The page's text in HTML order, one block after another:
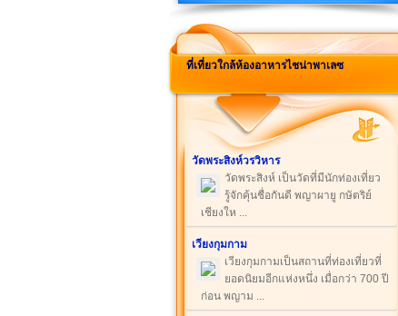
ที่เที่ยวใกล้ห้องอาหารไชน่าพาเลซ
วัดพระสิงห์วรวิหาร
วัดพระสิงห์ เป็นวัดที่มีนักท่องเที่ยว
รู้จักคุ้นชื่อกันดี พญาผายู กษัตริย์
เชียงให ...
เวียงกุมกาม
เวียงกุมกามเป็นสถานที่ท่องเที่ยวที่
ยอดนิยมอีกแห่งหนึ่ง เมื่อกว่า 700 ปี
ก่อน พญาม ...